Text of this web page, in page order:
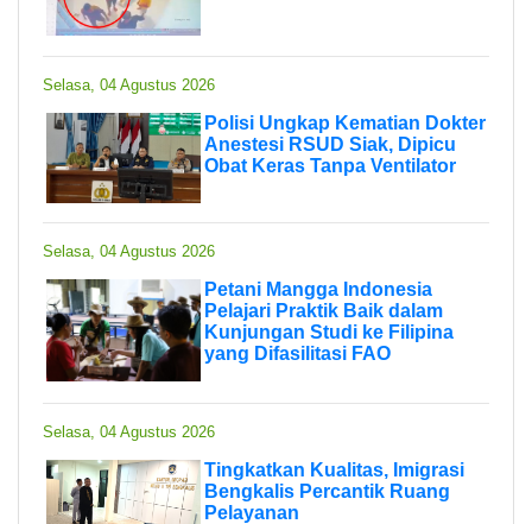
Selasa, 04 Agustus 2026
Polisi Ungkap Kematian Dokter
Anestesi RSUD Siak, Dipicu
Obat Keras Tanpa Ventilator
Selasa, 04 Agustus 2026
Petani Mangga Indonesia
Pelajari Praktik Baik dalam
Kunjungan Studi ke Filipina
yang Difasilitasi FAO
Selasa, 04 Agustus 2026
Tingkatkan Kualitas, Imigrasi
Bengkalis Percantik Ruang
Pelayanan